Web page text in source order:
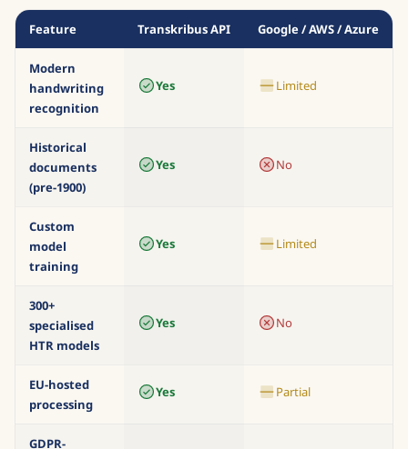
Feature Transkribus API Google / AWS / Azure
Modern
handwriting
recognition
Yes Limited
Historical
documents
(pre-1900)
Yes No
Custom
model
training
Yes Limited
300+
specialised
HTR models
Yes No
EU-hosted
processing
Yes Partial
GDPR-